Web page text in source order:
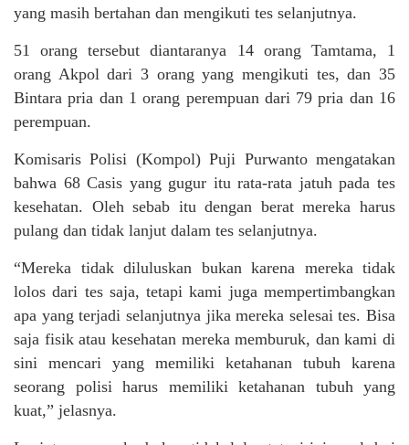
yang masih bertahan dan mengikuti tes selanjutnya.
51 orang tersebut diantaranya 14 orang Tamtama, 1
orang Akpol dari 3 orang yang mengikuti tes, dan 35
Bintara pria dan 1 orang perempuan dari 79 pria dan 16
perempuan.
Komisaris Polisi (Kompol) Puji Purwanto mengatakan
bahwa 68 Casis yang gugur itu rata-rata jatuh pada tes
kesehatan. Oleh sebab itu dengan berat mereka harus
pulang dan tidak lanjut dalam tes selanjutnya.
“Mereka tidak diluluskan bukan karena mereka tidak
lolos dari tes saja, tetapi kami juga mempertimbangkan
apa yang terjadi selanjutnya jika mereka selesai tes. Bisa
saja fisik atau kesehatan mereka memburuk, dan kami di
sini mencari yang memiliki ketahanan tubuh karena
seorang polisi harus memiliki ketahanan tubuh yang
kuat,” jelasnya.